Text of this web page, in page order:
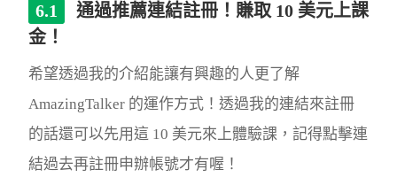
通過推薦連結註冊！賺取 10 美元上課
金！
希望透過我的介紹能讓有興趣的人更了解
AmazingTalker 的運作方式！透過我的連結來註冊
的話還可以先用這 10 美元來上體驗課，記得點擊連
結過去再註冊申辦帳號才有喔！